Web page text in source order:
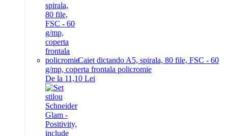
Caiet dictando A5, spirala, 80 file, FSC - 60
g/mp, coperta frontala policromie
De la 11,10 Lei